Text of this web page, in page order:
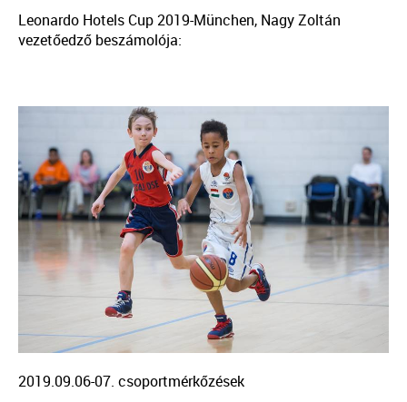
Leonardo Hotels Cup 2019-München, Nagy Zoltán
vezetőedző beszámolója:
2019.09.06-07. csoportmérkőzések